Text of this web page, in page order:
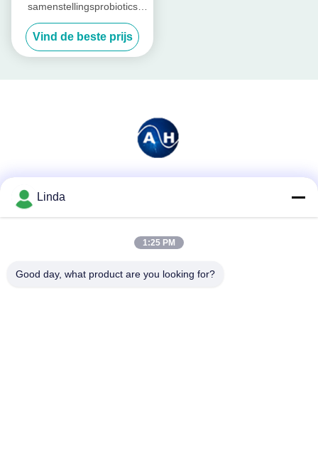
samenstellingsprobiotics
voor Vee en Gevogelte
Vind de beste prijs
Linda
1:25 PM
Good day, what product are you looking for?